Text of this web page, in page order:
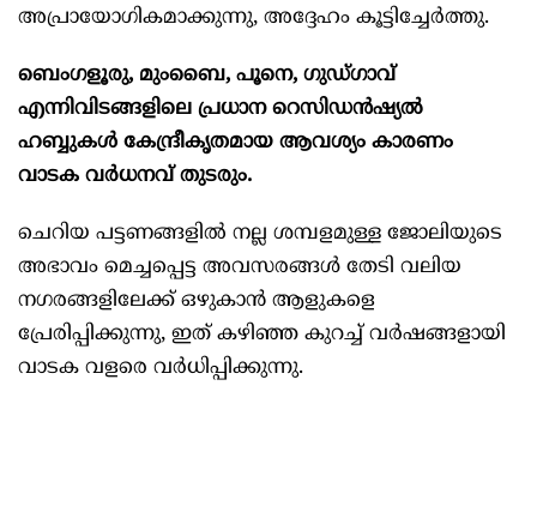
അപ്രായോഗികമാക്കുന്നു, അദ്ദേഹം കൂട്ടിച്ചേര്‍ത്തു.
ബെംഗളൂരു, മുംബൈ, പൂനെ, ഗുഡ്ഗാവ്
എന്നിവിടങ്ങളിലെ പ്രധാന റെസിഡന്‍ഷ്യല്‍
ഹബ്ബുകള്‍ കേന്ദ്രീകൃതമായ ആവശ്യം കാരണം
വാടക വര്‍ധനവ് തുടരും.
ചെറിയ പട്ടണങ്ങളില്‍ നല്ല ശമ്പളമുള്ള ജോലിയുടെ
അഭാവം മെച്ചപ്പെട്ട അവസരങ്ങള്‍ തേടി വലിയ
നഗരങ്ങളിലേക്ക് ഒഴുകാന്‍ ആളുകളെ
പ്രേരിപ്പിക്കുന്നു, ഇത് കഴിഞ്ഞ കുറച്ച് വര്‍ഷങ്ങളായി
വാടക വളരെ വര്‍ധിപ്പിക്കുന്നു.